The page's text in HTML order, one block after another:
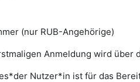
(nur RUB-Angehörige)
Anmeldung wird über
Nutzer*in ist für das